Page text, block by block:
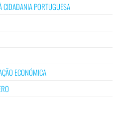
CIDADANIA PORTUGUESA
ECONÓMICA